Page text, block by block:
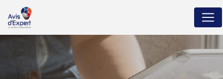
Panneau de gestion des cookies